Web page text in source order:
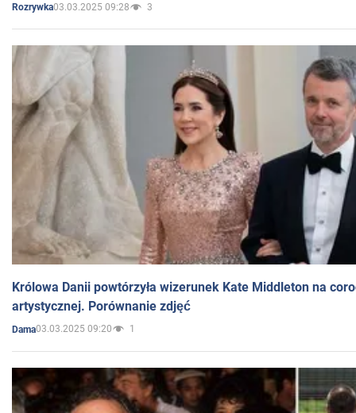
Rozrywka03.03.2025 09:28 3
Królowa Danii powtórzyła wizerunek Kate Middleton na
artystycznej. Porównanie zdjęć
Dama03.03.2025 09:20 1